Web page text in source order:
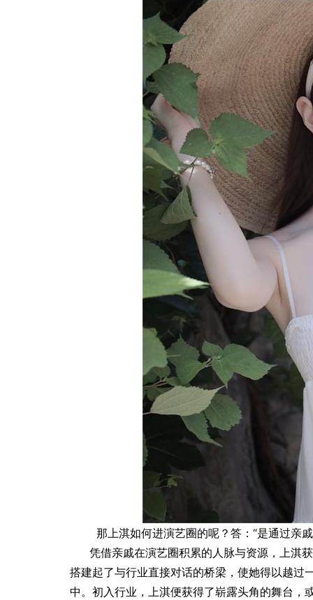
那上淇如何进演艺圈的呢？答：“是通过亲
凭借亲戚在演艺圈积累的人脉与资源，上淇
搭建起了与行业直接对话的桥梁，使她得以越过
中。初入行业，上淇便获得了崭露头角的舞台，